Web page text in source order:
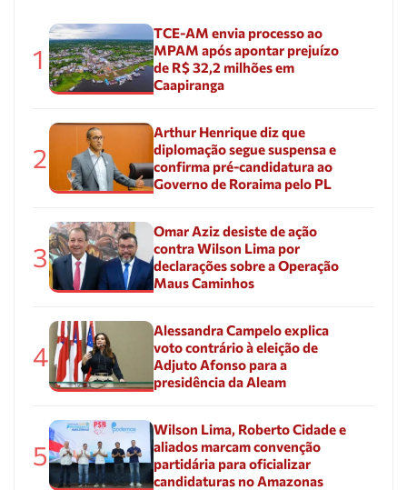
1
TCE-AM envia processo ao
MPAM após apontar prejuízo
de R$ 32,2 milhões em
Caapiranga
2
Arthur Henrique diz que
diplomação segue suspensa e
confirma pré-candidatura ao
Governo de Roraima pelo PL
3
Omar Aziz desiste de ação
contra Wilson Lima por
declarações sobre a Operação
Maus Caminhos
4
Alessandra Campelo explica
voto contrário à eleição de
Adjuto Afonso para a
presidência da Aleam
5
Wilson Lima, Roberto Cidade e
aliados marcam convenção
partidária para oficializar
candidaturas no Amazonas